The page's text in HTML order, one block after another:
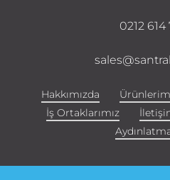
0212 614
Hakkımızda
İş Ortaklarımız